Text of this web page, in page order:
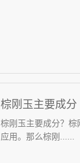
棕刚玉主要成分
棕刚玉主要成分？
应用。那么棕刚......